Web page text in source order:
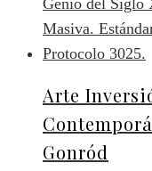
Arte
Gonród